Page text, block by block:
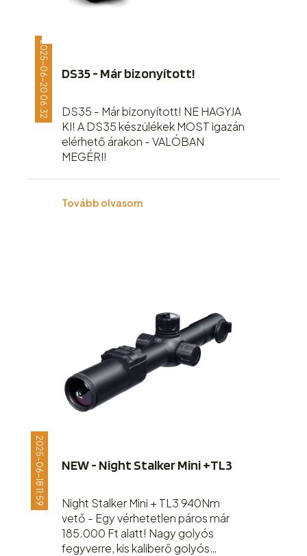
2025-06-20 06:32 DS35 - Már bizonyított!
DS35 - Már bizonyított! NE HAGYJA
KI! A DS35 készülékek MOST igazán
elérhető árakon - VALÓBAN
MEGÉRI!
Tovább olvasom
2025-06-18 11:59 NEW - Night Stalker Mini +TL3
Night Stalker Mini + TL3 940Nm
vető - Egy vérhetetlen páros már
185.000 Ft alatt! Nagy golyós
fegyverre, kis kaliberő golyós